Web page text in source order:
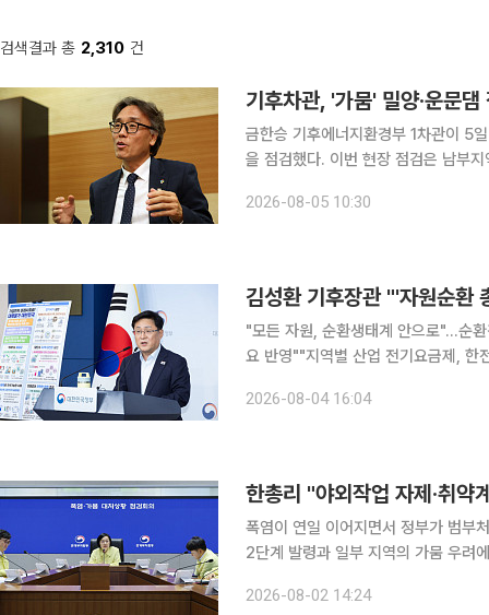
검색결과 총 2,310 건
기후차관, '가뭄' 밀양·운문
금한승 기후에너지환경부 1차관이 5
을 점검했다. 이번 현장 점검은 남부지역 가뭄으로 인해 용수공급에 대한 주민 우려가 커지면서 각
가뭄 '경계' 단계에 진입한 밀양댐을
2026-08-05 10:30
김성환 기후장관 "'자원순환
"모든 자원, 순환생태계 안으로"…순
요 반영""지역별 산업 전기요금제, 한전 감당할 수준서
들고, 이 문제를 총괄할 수 있는 직제
2026-08-04 16:04
한총리 "야외작업 자제·취약
폭염이 연일 이어지면서 정부가 범부처 대응을 강화한다. 한성숙
2단계 발령과 일부 지역의 가뭄 우려
화와 일부 지역 가뭄 피해 우려에 대
2026-08-02 14:24